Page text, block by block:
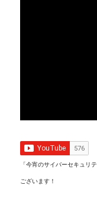
「今宵のサイバーセキュリ
ございます！